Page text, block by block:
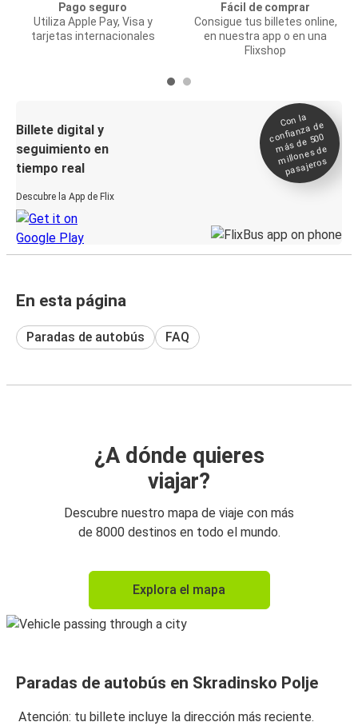
Pago seguro
Utiliza Apple Pay, Visa y
tarjetas internacionales
Fácil de comprar
Consigue tus billetes online,
en nuestra app o en una
Flixshop
Billete digital y
seguimiento en
tiempo real
Descubre la App de Flix
Con la
confianza de
más de 500
millones de
pasajeros
En esta página
Paradas de autobús FAQ
¿A dónde quieres
viajar?
Descubre nuestro mapa de viaje con más
de 8000 destinos en todo el mundo.
Explora el mapa
Paradas de autobús en Skradinsko Polje
Atención: tu billete incluye la dirección más reciente.